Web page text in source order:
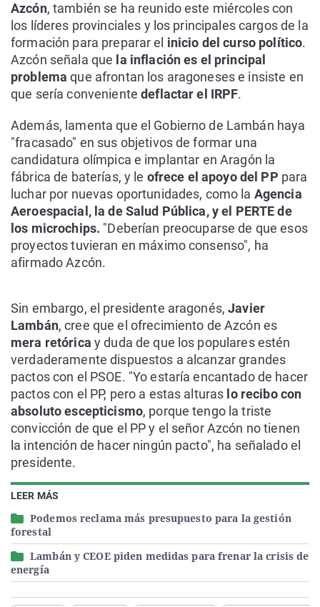
LEER MÁS
Podemos reclama más presupuesto para la gestión
forestal
Lambán y CEOE piden medidas para frenar la crisis de
energía
Azcón, también se ha reunido este miércoles con
los líderes provinciales y los principales cargos de la
formación para preparar el inicio del curso político.
Azcón señala que la inflación es el principal
problema que afrontan los aragoneses e insiste en
que sería convenientedeflactar el IRPF.
Además, lamenta que el Gobierno de Lambán haya
"fracasado" en sus objetivos de formar una
candidatura olímpica e implantar en Aragón la
fábrica de baterías, y le ofrece el apoyo del PP para
luchar por nuevas oportunidades, como la Agencia
Aeroespacial, la de Salud Pública, y el PERTE de
los microchips. "Deberían preocuparse de que esos
proyectos tuvieran en máximo consenso", ha
afirmado Azcón.
Sin embargo, el presidente aragonés,Javier
Lambán, cree que el ofrecimiento de Azcón es
mera retórica y duda de que los populares estén
verdaderamente dispuestos a alcanzar grandes
pactos con el PSOE. "Yo estaría encantado de hacer
pactos con el PP, pero a estas alturas lo recibo con
absoluto escepticismo, porque tengo la triste
convicción de que el PP y el señor Azcón no tienen
la intención de hacer ningún pacto", ha señalado el
presidente.